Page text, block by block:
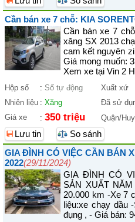
Cần bán xe 7 chỗ: KIA
Cần bán xe 7
xăng SX 2013
cam kết nguyên
Giá mong muốn:
Xem xe tại Vin 2
Hộp số : Số tự động Xuất xứ
Nhiên liệu : Xăng Đã sử
Giá xe
: 350 triệu Quận/
Lưu tin
So sánh
GIA ĐÌNH CÓ VIỆC CẦN BÁN
2022(29/11/2024)
GIA ĐÌNH CÓ
SẢN XUẤT
20.000 km -Xe 7
liệu:xe chạy dầu
đụng , - Giá bán: